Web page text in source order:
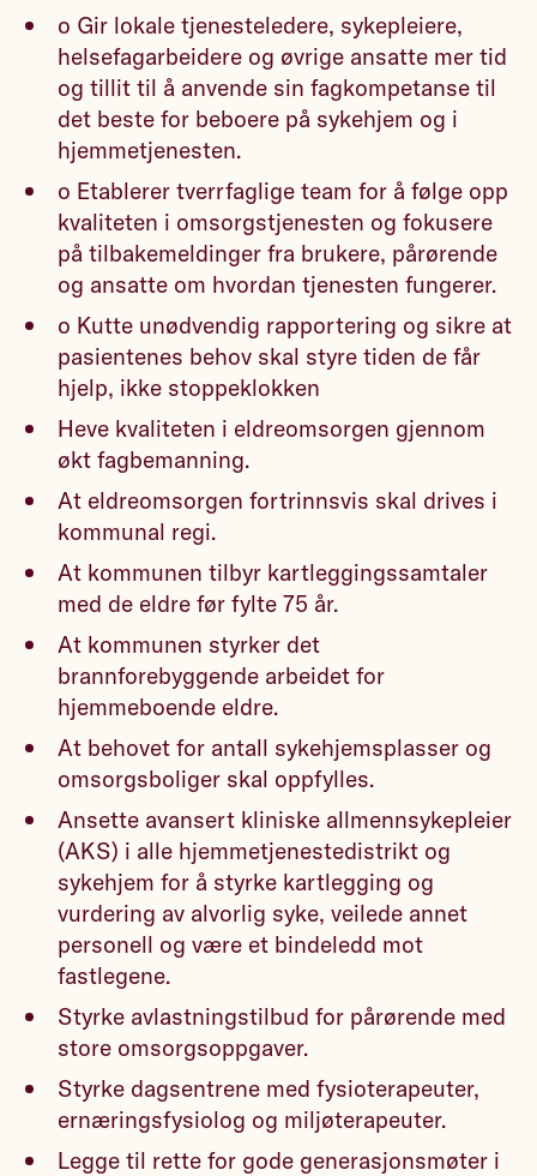
o Gir lokale tjenesteledere, sykepleiere,
helsefagarbeidere og øvrige ansatte mer tid
og tillit til å anvende sin fagkompetanse til
det beste for beboere på sykehjem og i
hjemmetjenesten.
o Etablerer tverrfaglige team for å følge opp
kvaliteten i omsorgstjenesten og fokusere
på tilbakemeldinger fra brukere, pårørende
og ansatte om hvordan tjenesten fungerer.
o Kutte unødvendig rapportering og sikre at
pasientenes behov skal styre tiden de får
hjelp, ikke stoppeklokken
Heve kvaliteten i eldreomsorgen gjennom
økt fagbemanning.
At eldreomsorgen fortrinnsvis skal drives i
kommunal regi.
At kommunen tilbyr kartleggingssamtaler
med de eldre før fylte 75 år.
At kommunen styrker det
brannforebyggende arbeidet for
hjemmeboende eldre.
At behovet for antall sykehjemsplasser og
omsorgsboliger skal oppfylles.
Ansette avansert kliniske allmennsykepleier
(AKS) i alle hjemmetjenestedistrikt og
sykehjem for å styrke kartlegging og
vurdering av alvorlig syke, veilede annet
personell og være et bindeledd mot
fastlegene.
Styrke avlastningstilbud for pårørende med
store omsorgsoppgaver.
Styrke dagsentrene med fysioterapeuter,
ernæringsfysiolog og miljøterapeuter.
Legge til rette for gode generasjonsmøter i